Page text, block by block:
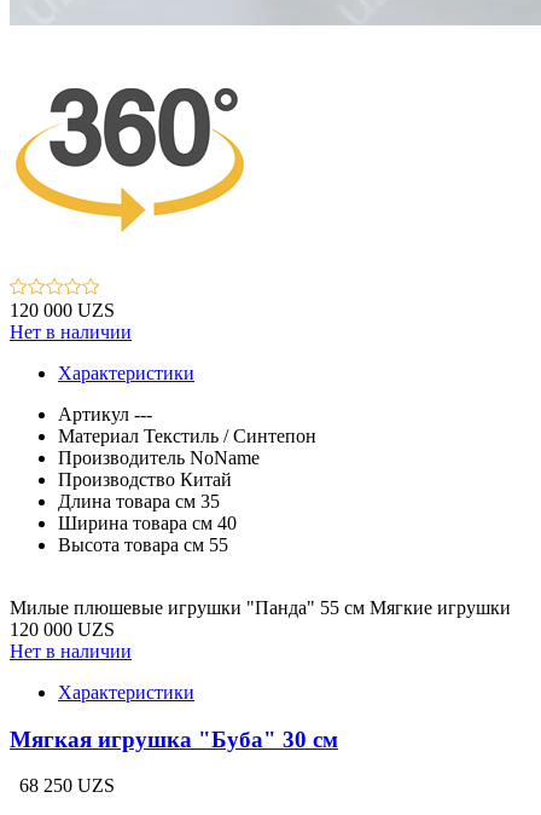
120 000 UZS
Нет в наличии
Характеристики
Артикул ---
Материал Текстиль / Синтепон
Производитель NoName
Производство Китай
Длина товара см 35
Ширина товара см 40
Высота товара см 55
Милые плюшевые игрушки "Панда" 55 см Мягкие игрушки
120 000 UZS
Нет в наличии
Характеристики
Мягкая игрушка "Буба" 30 см
68 250 UZS